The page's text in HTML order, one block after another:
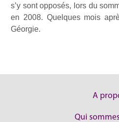
s’y sont opposés, lors du
en 2008. Quelques mois
Géorgie.
A
Qui